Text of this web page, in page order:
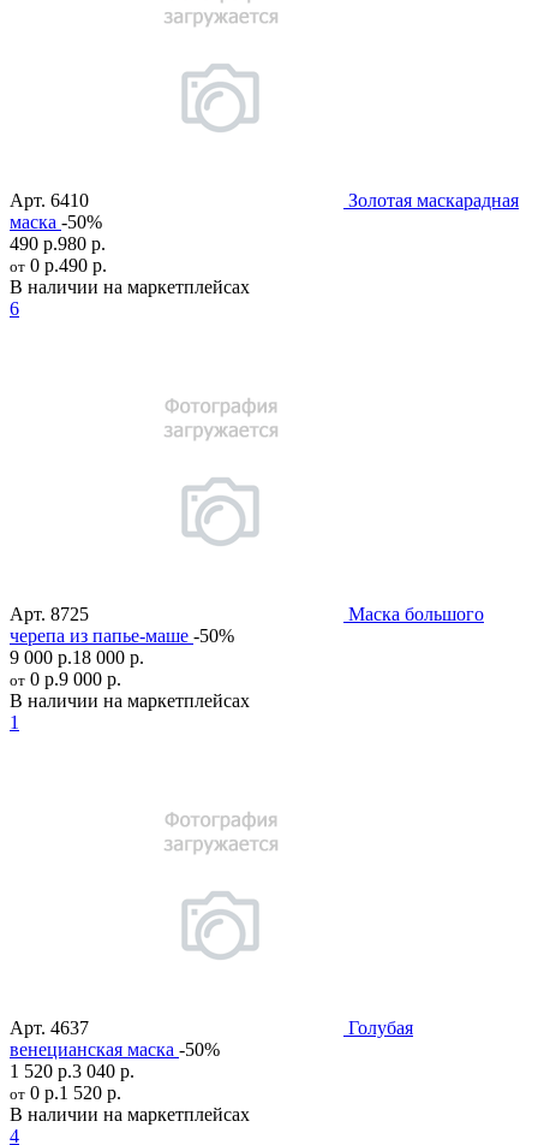
Арт. 6410
Золотая маскарадная
маска -50%
490 р.980 р.
от 0 р.490 р.
В наличии на маркетплейсах
6
Арт. 8725
Маска большого
черепа из папье-маше -50%
9 000 р.18 000 р.
от 0 р.9 000 р.
В наличии на маркетплейсах
1
Арт. 4637
Голубая
венецианская маска -50%
1 520 р.3 040 р.
от 0 р.1 520 р.
В наличии на маркетплейсах
4